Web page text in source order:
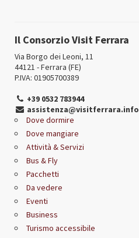
Il Consorzio Visit Ferrara
Via Borgo dei Leoni, 11
44121 - Ferrara (FE)
P.IVA: 01905700389
+39 0532 783944
assistenza@visitferrara.info
Dove dormire
Dove mangiare
Attività & Servizi
Bus & Fly
Pacchetti
Da vedere
Eventi
Business
Turismo accessibile